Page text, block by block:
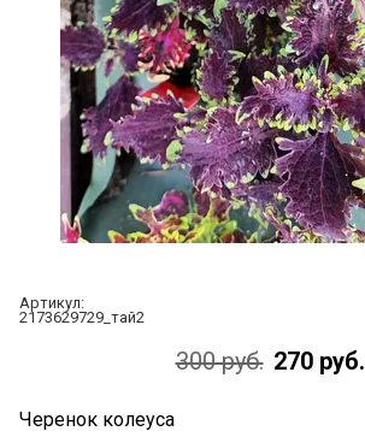
Артикул:
2173629729_тай2
300 руб. 270 руб.
Черенок колеуса